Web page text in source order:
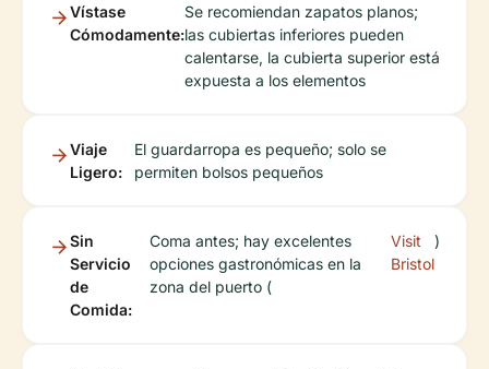
Vístase
Cómodamente:
Se recomiendan zapatos planos;
las cubiertas inferiores pueden
calentarse, la cubierta superior está
expuesta a los elementos
Viaje
Ligero:
El guardarropa es pequeño; solo se
permiten bolsos pequeños
Sin
Servicio
de
Comida:
Coma antes; hay excelentes
opciones gastronómicas en la
zona del puerto (
Visit
Bristol
)